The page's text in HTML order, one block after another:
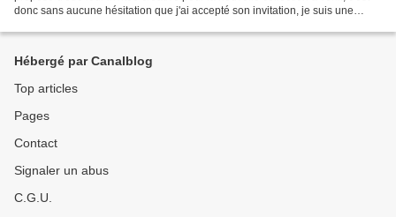
donc sans aucune hésitation que j'ai accepté son invitation, je suis une
Hébergé par Canalblog
Top articles
Pages
Contact
Signaler un abus
C.G.U.